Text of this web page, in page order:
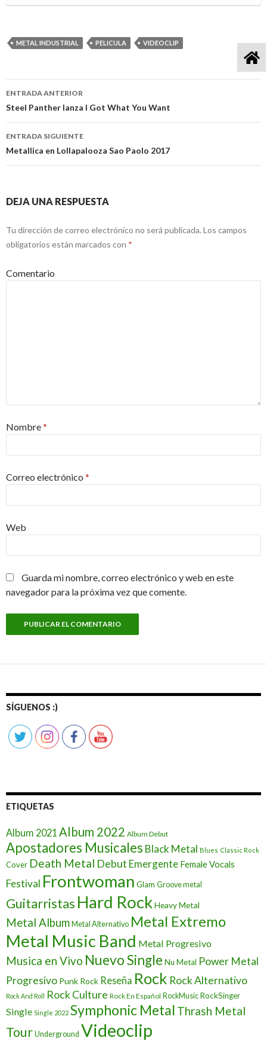
METAL INDUSTRIAL PELICULA VIDEOCLIP
Navegación
de
entradas
ENTRADA ANTERIOR
Steel Panther lanza I Got What You Want
ENTRADA SIGUIENTE
Metallica en Lollapalooza Sao Paolo 2017
DEJA UNA RESPUESTA
Tu dirección de correo electrónico no será publicada. Los campos
obligatorios están marcados con *
Comentario
Nombre*
Correo electrónico *
Web
Guarda mi nombre, correo electrónico y web en este
navegador para la próxima vez que comente.
SÍGUENOS :)
ETIQUETAS
Album 2021 Album 2022 Album Debut
Apostadores Musicales Black Metal Blues Classic Rock
Cover Death Metal Debut Emergente Female Vocals
Festival Frontwoman Glam Groove metal
Guitarristas Hard RockHeavy Metal
Metal Album Metal Alternativo Metal Extremo
Metal Music Band Metal Progresivo
Musica en Vivo Nuevo Single Nu Metal Power Metal
Progresivo Punk Rock Reseña Rock Rock Alternativo
Rock And Roll Rock Culture Rock En Español RockMusic RockSinger
Single Single 2022 Symphonic Metal Thrash Metal
Tour Underground Videoclip